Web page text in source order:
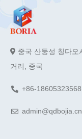
중국 산둥성 칭다오
거리, 중국
+86-18605323568
admin@qdbojia.cn